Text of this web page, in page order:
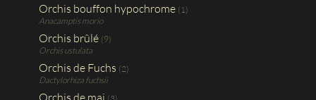
Orchis bouffon hypochrome (1)
Anacamptis morio
Orchis brûlé (9)
Orchis ustulata
Orchis de Fuchs (2)
Dactylorhiza fuchsii
Orchis de mai